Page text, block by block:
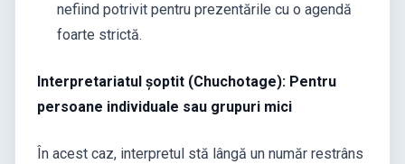
nefiind potrivit pentru prezentările cu o agendă
foarte strictă.
Interpretariatul șoptit (Chuchotage): Pentru
persoane individuale sau grupuri mici
În acest caz, interpretul stă lângă un număr restrâns